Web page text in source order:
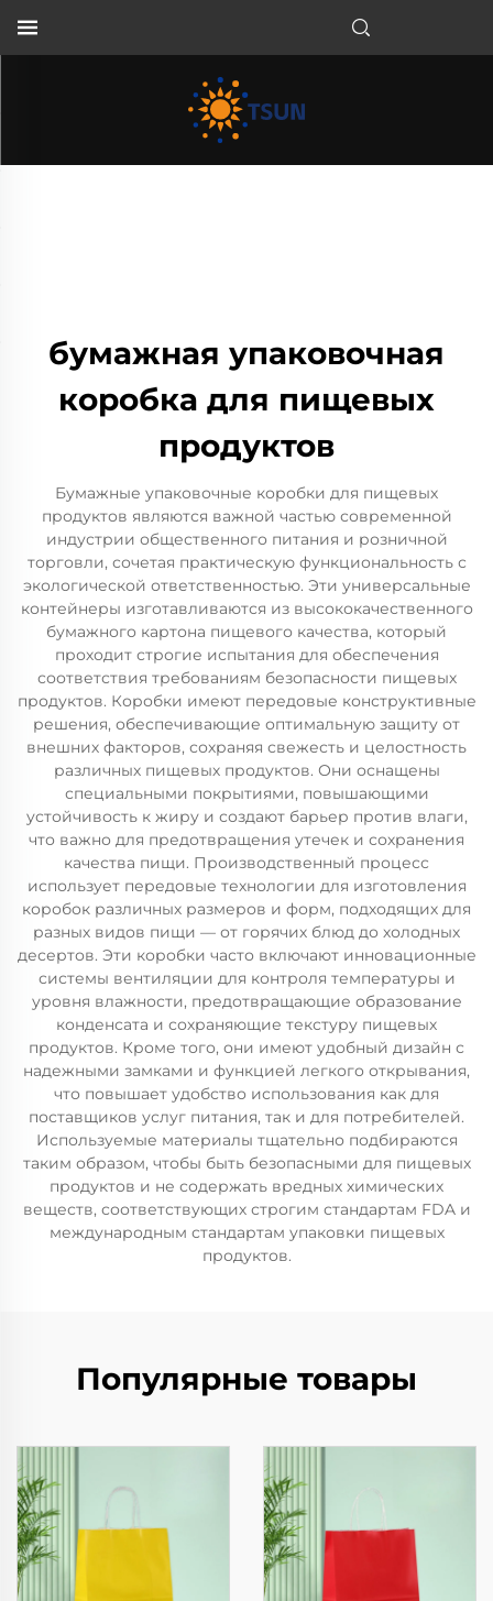
бумажная упаковочная
коробка для пищевых
продуктов
Бумажные упаковочные коробки для пищевых
продуктов являются важной частью современной
индустрии общественного питания и розничной
торговли, сочетая практическую функциональность с
экологической ответственностью. Эти универсальные
контейнеры изготавливаются из высококачественного
бумажного картона пищевого качества, который
проходит строгие испытания для обеспечения
соответствия требованиям безопасности пищевых
продуктов. Коробки имеют передовые конструктивные
решения, обеспечивающие оптимальную защиту от
внешних факторов, сохраняя свежесть и целостность
различных пищевых продуктов. Они оснащены
специальными покрытиями, повышающими
устойчивость к жиру и создают барьер против влаги,
что важно для предотвращения утечек и сохранения
качества пищи. Производственный процесс
использует передовые технологии для изготовления
коробок различных размеров и форм, подходящих для
разных видов пищи — от горячих блюд до холодных
десертов. Эти коробки часто включают инновационные
системы вентиляции для контроля температуры и
уровня влажности, предотвращающие образование
конденсата и сохраняющие текстуру пищевых
продуктов. Кроме того, они имеют удобный дизайн с
надежными замками и функцией легкого открывания,
что повышает удобство использования как для
поставщиков услуг питания, так и для потребителей.
Используемые материалы тщательно подбираются
таким образом, чтобы быть безопасными для пищевых
продуктов и не содержать вредных химических
веществ, соответствующих строгим стандартам FDA и
международным стандартам упаковки пищевых
продуктов.
Популярные товары